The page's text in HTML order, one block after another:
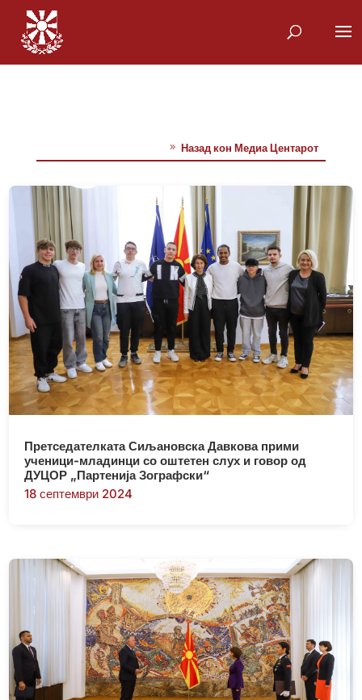
Назад кон Медиа Центарот
Претседателката Сиљановска Давкова прими
ученици-младинци со оштетен слух и говор од
ДУЦОР „Партенија Зографски“
18 септември 2024